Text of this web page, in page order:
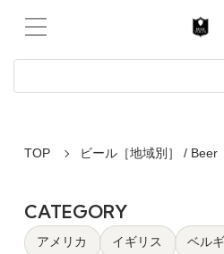
TOP ビール［地域別］ / Beer
CATEGORY
アメリカ イギリス ベル